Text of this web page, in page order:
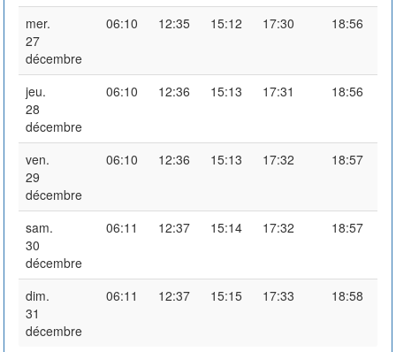
mer.
27
décembre
06:10 12:35 15:12 17:30 18:56
jeu.
28
décembre
06:10 12:36 15:13 17:31 18:56
ven.
29
décembre
06:10 12:36 15:13 17:32 18:57
sam.
30
décembre
06:11 12:37 15:14 17:32 18:57
dim.
31
décembre
06:11 12:37 15:15 17:33 18:58